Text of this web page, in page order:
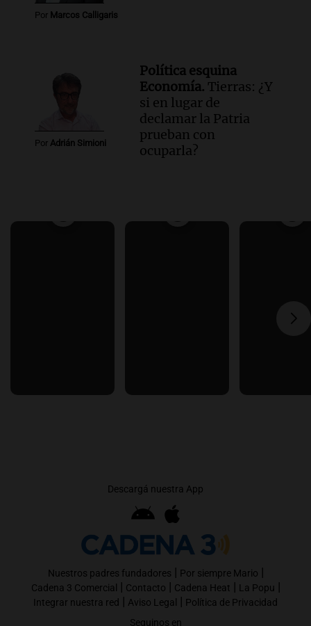
Por Marcos Calligaris
Por Adrián Simioni
Política esquina
Economía. Tierras: ¿Y
si en lugar de
declamar la Patria
prueban con
ocuparla?
Descargá nuestra App
Nuestros padres fundadores | Por siempre Mario |
Cadena 3 Comercial | Contacto | Cadena Heat | La Popu |
Integrar nuestra red | Aviso Legal | Política de Privacidad
Seguinos en